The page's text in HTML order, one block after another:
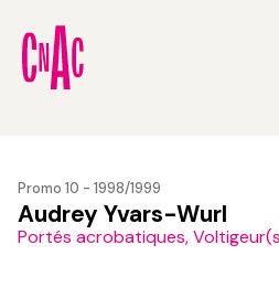
contenu
principal
Promo 10 - 1998/1999
Audrey Yvars-Wurl
Portés acrobatiques,